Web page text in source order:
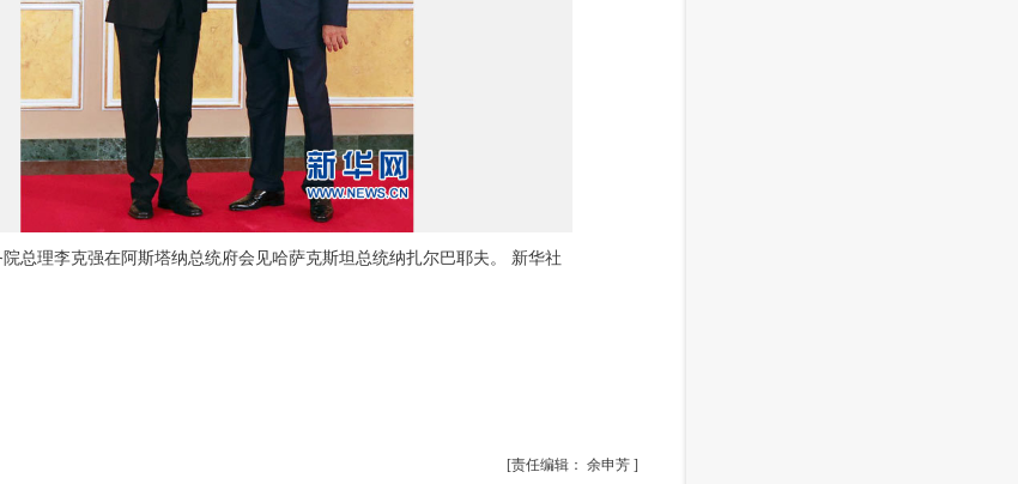
院总理李克强在阿斯塔纳总统府会见哈萨克斯坦总统纳扎尔巴耶夫。 新华社
[责任编辑： 余申芳 ]